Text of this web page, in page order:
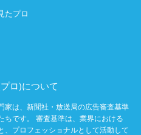
たプロ
ロ)について
家は、新聞社・放送局の広告審査基準
ちです。 審査基準は、業界における
、プロフェッショナルとして活動して